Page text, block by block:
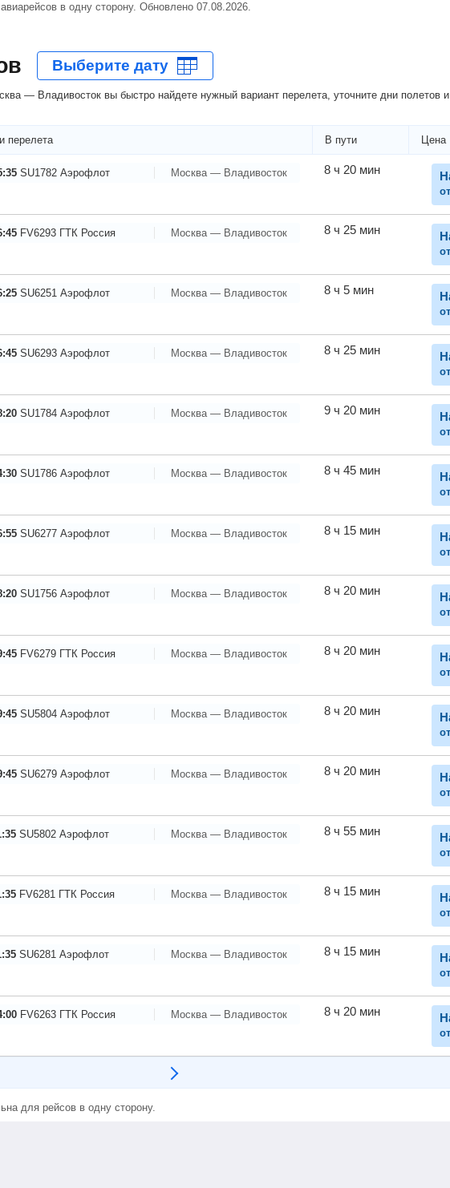
в одну сторону. Обновлено 07.08.2026.
— Владивосток вы быстро найдете нужный вариант перелета, уточните дни полетов
перелета В пути Цена
SU1782 Аэрофлот Москва — Владивосток 8 ч 20 мин
от
FV6293 ГТК Россия Москва — Владивосток 8 ч 25 мин
от
SU6251 Аэрофлот Москва — Владивосток 8 ч 5 мин
от
SU6293 Аэрофлот Москва — Владивосток 8 ч 25 мин
от
SU1784 Аэрофлот Москва — Владивосток 9 ч 20 мин
от
SU1786 Аэрофлот Москва — Владивосток 8 ч 45 мин
от
SU6277 Аэрофлот Москва — Владивосток 8 ч 15 мин
от
SU1756 Аэрофлот Москва — Владивосток 8 ч 20 мин
от
FV6279 ГТК Россия Москва — Владивосток 8 ч 20 мин
от
SU5804 Аэрофлот Москва — Владивосток 8 ч 20 мин
от
SU6279 Аэрофлот Москва — Владивосток 8 ч 20 мин
от
SU5802 Аэрофлот Москва — Владивосток 8 ч 55 мин
от
FV6281 ГТК Россия Москва — Владивосток 8 ч 15 мин
от
SU6281 Аэрофлот Москва — Владивосток 8 ч 15 мин
от
FV6263 ГТК Россия Москва — Владивосток 8 ч 20 мин
от
для рейсов в одну сторону.